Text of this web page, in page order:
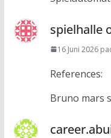
spielhalle
16 Juni 2026
References:
Bruno mars